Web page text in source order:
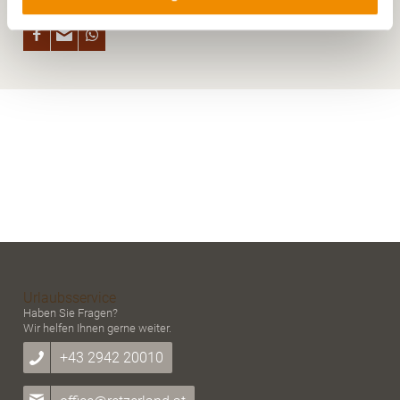
Adresse (in gekürzter Form, sodass keine eindeutige
Zuordnung möglich ist) sowie technische Informationen
Urlaubsservice
Haben Sie Fragen?
Wir helfen Ihnen gerne weiter.
+43 2942 20010